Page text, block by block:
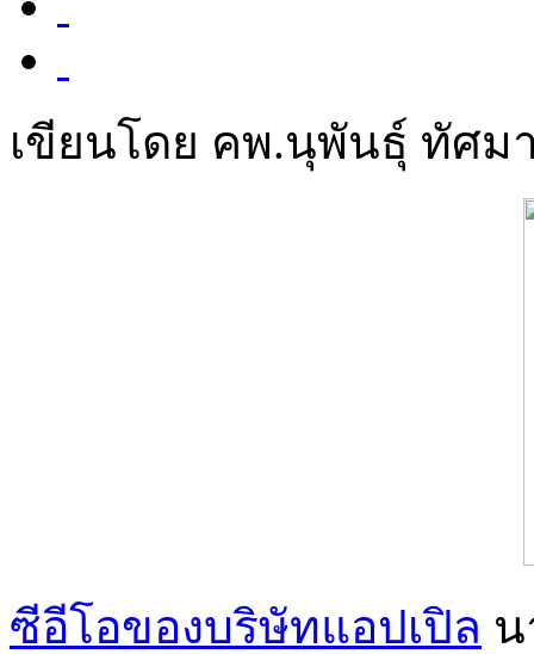
เขียนโดย คพ.นุพันธุ์ ทัศม
ซีอีโอของบริษัทแอปเปิล น